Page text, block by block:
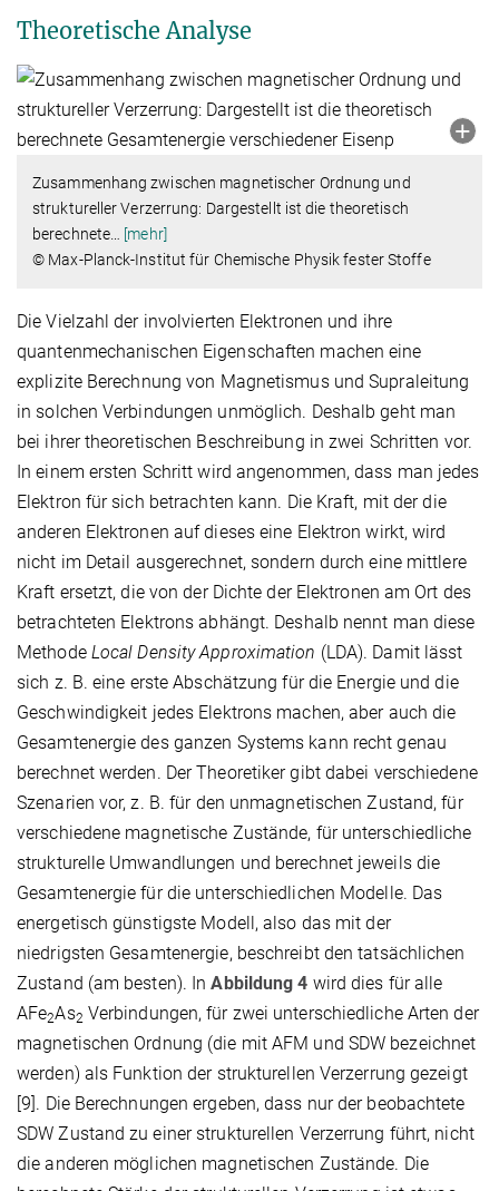
Theoretische Analyse
Zusammenhang zwischen magnetischer Ordnung und
struktureller Verzerrung: Dargestellt ist die theoretisch
berechnete… [mehr]
© Max-Planck-Institut für Chemische Physik fester Stoffe
Die Vielzahl der involvierten Elektronen und ihre
quantenmechanischen Eigenschaften machen eine
explizite Berechnung von Magnetismus und Supraleitung
in solchen Verbindungen unmöglich. Deshalb geht man
bei ihrer theoretischen Beschreibung in zwei Schritten vor.
In einem ersten Schritt wird angenommen, dass man jedes
Elektron für sich betrachten kann. Die Kraft, mit der die
anderen Elektronen auf dieses eine Elektron wirkt, wird
nicht im Detail ausgerechnet, sondern durch eine mittlere
Kraft ersetzt, die von der Dichte der Elektronen am Ort des
betrachteten Elektrons abhängt. Deshalb nennt man diese
Methode Local Density Approximation (LDA). Damit lässt
sich z. B. eine erste Abschätzung für die Energie und die
Geschwindigkeit jedes Elektrons machen, aber auch die
Gesamtenergie des ganzen Systems kann recht genau
berechnet werden. Der Theoretiker gibt dabei verschiedene
Szenarien vor, z. B. für den unmagnetischen Zustand, für
verschiedene magnetische Zustände, für unterschiedliche
strukturelle Umwandlungen und berechnet jeweils die
Gesamtenergie für die unterschiedlichen Modelle. Das
energetisch günstigste Modell, also das mit der
niedrigsten Gesamtenergie, beschreibt den tatsächlichen
Zustand (am besten). InAbbildung 4 wird dies für alle
AFe2As2 Verbindungen, für zwei unterschiedliche Arten der
magnetischen Ordnung (die mit AFM und SDW bezeichnet
werden) als Funktion der strukturellen Verzerrung gezeigt
[9]. Die Berechnungen ergeben, dass nur der beobachtete
SDW Zustand zu einer strukturellen Verzerrung führt, nicht
die anderen möglichen magnetischen Zustände. Die